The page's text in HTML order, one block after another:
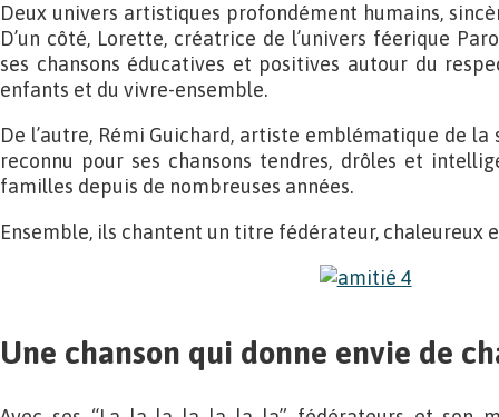
Deux univers artistiques profondément humains,
D’un côté, Lorette, créatrice de l’univers féerique
ses chansons éducatives et positives autour du
enfants et du vivre-ensemble.
De l’autre, Rémi Guichard, artiste emblématique de
reconnu pour ses chansons tendres, drôles et
familles depuis de nombreuses années.
Ensemble, ils chantent un titre fédérateur, chaleureux
Une chanson qui donne envie de